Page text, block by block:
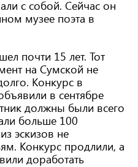
с собой. Сейчас он
музее поэта в
почти 15 лет. Тот
на Сумской не
Конкурс в
в сентябре
должны были всего
больше 100
эскизов не
Конкурс продлили, а
доработать